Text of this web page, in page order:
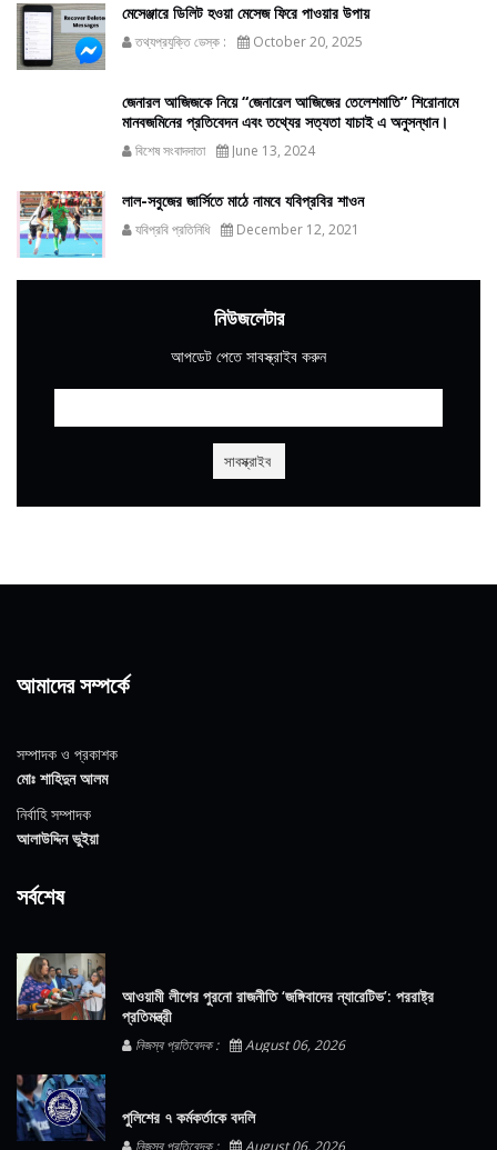
মেসেঞ্জারে ডিলিট হওয়া মেসেজ ফিরে পাওয়ার উপায়
তথ্যপ্রযুক্তি ডেস্ক : October 20, 2025
জেনারল আজিজকে নিয়ে “জেনারেল আজিজের তেলেশমাতি” শিরোনামে
মানবজমিনের প্রতিবেদন এবং তথ্যের সত্যতা যাচাই এ অনুসন্ধান।
বিশেষ সংবাদদাতা June 13, 2024
লাল-সবুজের জার্সিতে মাঠে নামবে যবিপ্রবির শাওন
যবিপ্রবি প্রতিনিধি December 12, 2021
নিউজলেটার
আপডেট পেতে সাবস্ক্রাইব করুন
আমাদের সম্পর্কে
সম্পাদক ও প্রকাশক
মোঃ শাহিদুন আলম
নির্বাহি সম্পাদক
আলাউদ্দিন ভুইয়া
সর্বশেষ
আওয়ামী লীগের পুরনো রাজনীতি ‘জঙ্গিবাদের ন্যারেটিভ’: পররাষ্ট্র
প্রতিমন্ত্রী
নিজস্ব প্রতিবেদক : August 06, 2026
পুলিশের ৭ কর্মকর্তাকে বদলি
নিজস্ব প্রতিবেদক : August 06, 2026